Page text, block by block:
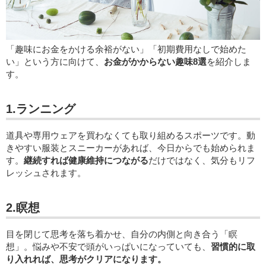
「趣味にお金をかける余裕がない」「初期費用なしで始めた
い」という方に向けて、 お金がかからない趣味8選を紹介しま
す。
1.ランニング
道具や専用ウェアを買わなくても取り組めるスポーツです。動
きやすい服装とスニーカーがあれば、今日からでも始められま
す。 継続すれば健康維持につながるだけではなく、気分もリフ
レッシュされます。
2.瞑想
目を閉じて思考を落ち着かせ、自分の内側と向き合う「瞑
想」。悩みや不安で頭がいっぱいになっていても、 習慣的に取
り入れれば、思考がクリアになります。